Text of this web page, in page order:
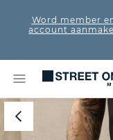
Word member
account